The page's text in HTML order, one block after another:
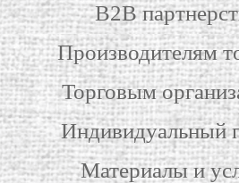
B2B
Производителям
Торговым
Индивидуальный
Материалы и